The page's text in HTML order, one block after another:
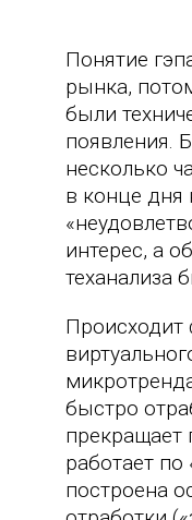
Понятие
рынка,
были
появления.
несколько
в конце дня
интерес, а
теханализа
быстро
прекращает
работает по
построена